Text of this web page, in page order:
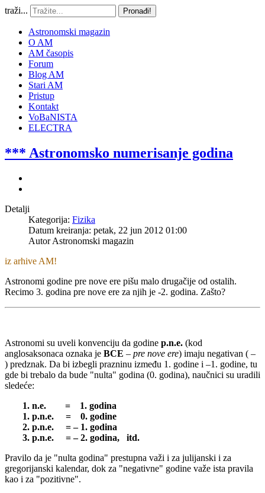
traži... Pronađi!
Astronomski magazin
O AM
AM časopis
Forum
Blog AM
Stari AM
Pristup
Kontakt
VoBaNISTA
ELECTRA
*** Astronomsko numerisanje godina
Detalji
Kategorija: Fizika
Datum kreiranja: petak, 22 jun 2012 01:00
AutorAstronomski magazin
iz arhive AM!
Astronomi godine pre nove ere pišu malo drugačije od ostalih.
Recimo 3. godina pre nove ere za njih je -2. godina. Zašto?
Astronomi su uveli konvenciju da godine p.n.e. (kod
anglosaksonaca oznaka je BCE – pre nove ere) imaju negativan ( –
) predznak. Da bi izbegli prazninu između 1. godine i –1. godine, tu
gde bi trebalo da bude "nulta" godina (0. godina), naučnici su uradili
sledeće:
1. n.e. = 1. godina
1. p.n.e. = 0. godine
2. p.n.e. = – 1. godina
3. p.n.e. = – 2. godina, itd.
Pravilo da je "nulta godina" prestupna važi i za julijanski i za
gregorijanski kalendar, dok za "negativne" godine važe ista pravila
kao i za "pozitivne".